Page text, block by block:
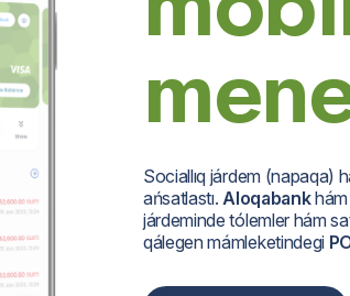
men
Sociallıq járdem (napaqa)
ańsatlastı.Aloqabankhám
járdeminde tólemler hám
qálegen mámleketindegi